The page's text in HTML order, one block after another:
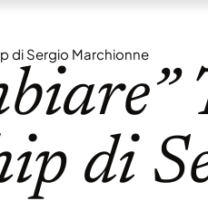
di Sergio Marchionne
di